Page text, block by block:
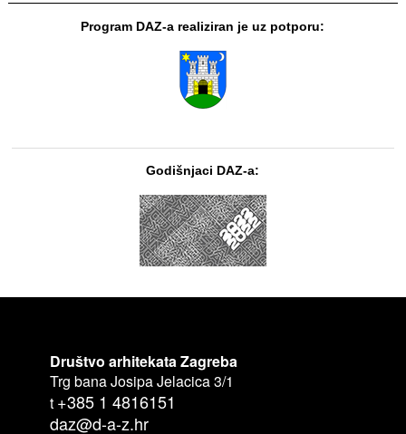
Program DAZ-a realiziran je uz potporu:
Godišnjaci DAZ-a:
Društvo arhitekata Zagreba
Trg bana Josipa Jelacica 3/1
t +385 1 4816151
daz@d-a-z.hr